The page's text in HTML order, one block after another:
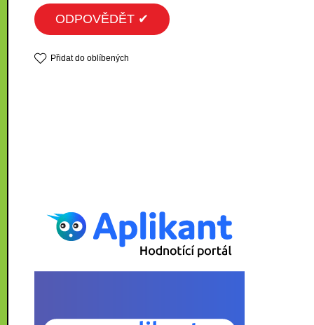
ODPOVĚDĚT ✔
Přidat do oblíbených